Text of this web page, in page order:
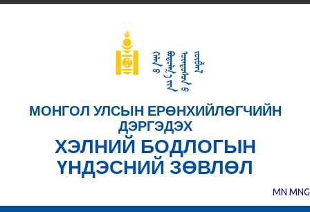
МОНГОЛ УЛСЫН ЕРӨНХИЙЛӨГЧИЙН
ДЭРГЭДЭХ
ХЭЛНИЙ БОДЛОГЫН
ҮНДЭСНИЙ ЗӨВЛӨЛ
MN MNG